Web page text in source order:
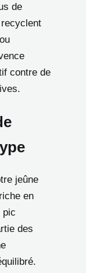
de
contre de
jeûne
en
pic
des